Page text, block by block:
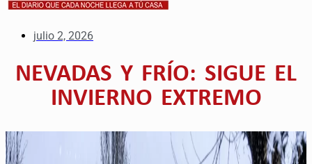
julio 2, 2026
NEVADAS Y FRÍO: SIGUE EL
INVIERNO EXTREMO